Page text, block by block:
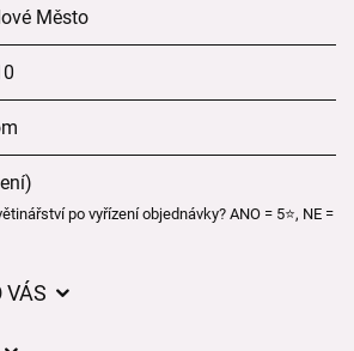
Město
po vyřízení objednávky? ANO = 5⭐, NE =
VÁS